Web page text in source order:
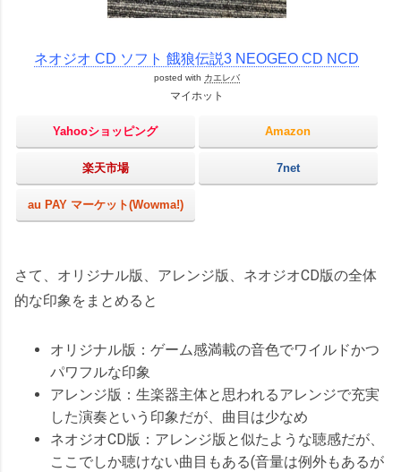
ネオジオ CD ソフト 餓狼伝説3 NEOGEO CD NCD
posted with カエレバ
マイホット
Yahooショッピング Amazon
楽天市場 7net
au PAY マーケット(Wowma!)
さて、オリジナル版、アレンジ版、ネオジオCD版の全体
的な印象をまとめると
オリジナル版：ゲーム感満載の音色でワイルドかつ
パワフルな印象
アレンジ版：生楽器主体と思われるアレンジで充実
した演奏という印象だが、曲目は少なめ
ネオジオCD版：アレンジ版と似たような聴感だが、
ここでしか聴けない曲目もある(音量は例外もあるが